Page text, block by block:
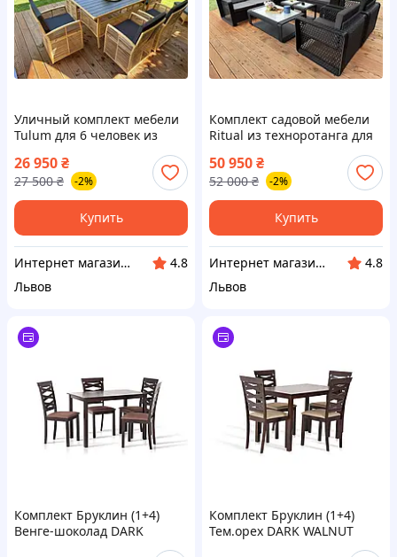
Уличный комплект мебели
Tulum для 6 человек из
техноротанга - стол+кресла
- современный дизайн,
надежность и комфорт
26 950₴
27 500 ₴ -2%
Купить
Интернет магазин "Patio - sad.com"
4.8
Львов
Комплект садовой мебели
Ritual из техноротанга для
7 человек - 3-х местный и 2-
х местный диваны, 2 кресла
и 2+1 столика
50 950₴
52 000 ₴ -2%
Купить
Интернет магазин "Patio - sad.com"
4.8
Львов
Комплект Бруклин (1+4)
Венге-шоколад DARK
Комплект Бруклин (1+4)
Тем.орех DARK WALNUT